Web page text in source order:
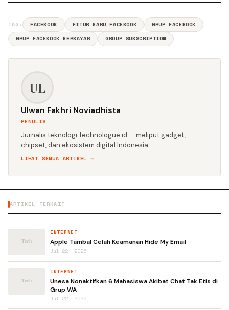
TAG: FACEBOOK FITUR BARU FACEBOOK
GRUP FACEBOOK
GRUP FACEBOOK BERBAYAR
GROUP SUBSCRIPTION
UL
Ulwan Fakhri Noviadhista
PENULIS
Jurnalis teknologi Technologue.id — meliput gadget,
chipset, dan ekosistem digital Indonesia.
LIHAT SEMUA ARTIKEL →
ARTIKEL TERKAIT
INTERNET
Apple Tambal Celah Keamanan Hide My Email
Jul 22, 2026
INTERNET
Unesa Nonaktifkan 6 Mahasiswa Akibat Chat Tak Etis di
Grup WA
Jul 22, 2026